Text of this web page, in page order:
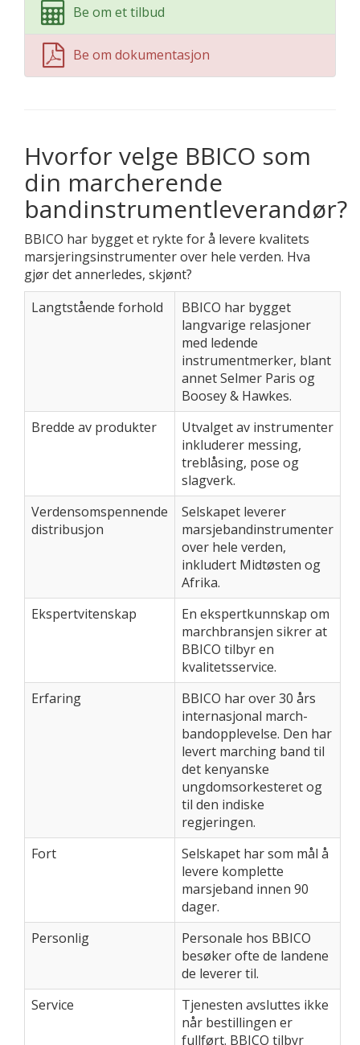
Be om et tilbud
Be om dokumentasjon
Hvorfor velge BBICO som
din marcherende
bandinstrumentleverandør?
BBICO har bygget et rykte for å levere kvalitets
marsjeringsinstrumenter over hele verden. Hva
gjør det annerledes, skjønt?
Langtstående forhold
BBICO har bygget
langvarige relasjoner
med ledende
instrumentmerker, blant
annet Selmer Paris og
Boosey & Hawkes.
Bredde av produkter
Utvalget av instrumenter
inkluderer messing,
treblåsing, pose og
slagverk.
Verdensomspennende
distribusjon
Selskapet leverer
marsjebandinstrumenter
over hele verden,
inkludert Midtøsten og
Afrika.
Ekspertvitenskap
En ekspertkunnskap om
marchbransjen sikrer at
BBICO tilbyr en
kvalitetsservice.
Erfaring
BBICO har over 30 års
internasjonal march-
bandopplevelse. Den har
levert marching band til
det kenyanske
ungdomsorkesteret og
til den indiske
regjeringen.
Fort
Selskapet har som mål å
levere komplette
marsjeband innen 90
dager.
Personlig
Personale hos BBICO
besøker ofte de landene
de leverer til.
Service
Tjenesten avsluttes ikke
når bestillingen er
fullført. BBICO tilbyr